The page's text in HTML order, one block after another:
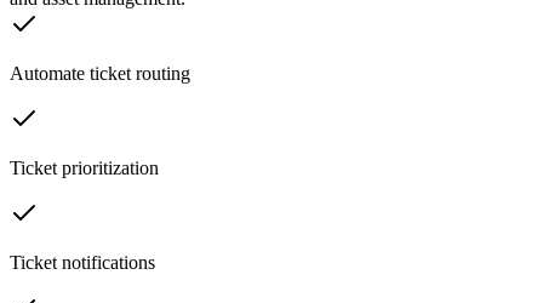
Automate ticket routing
Ticket prioritization
Ticket notifications